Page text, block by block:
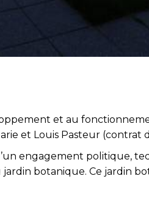
et au
et Louis Pasteur
engagement politique,
botanique. Ce jardin